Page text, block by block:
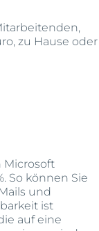
zu Hause oder
Microsoft
So können Sie
und
ist
auf eine